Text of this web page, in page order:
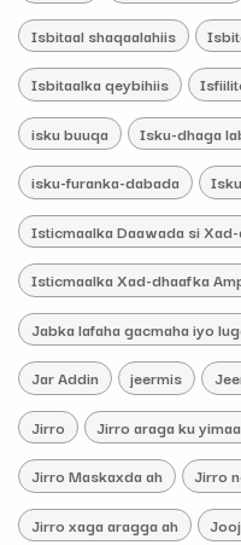
Isbitaal shaqaalahiis
Isbitaalka qeybihiis
isku buuqa Isku-dhaga
isku-furanka-dabada
Isticmaalka Daawada si
Isticmaalka Xad-dhaafka
Jabka lafaha gacmaha iyo
Jar Addin jeermis
Jirro Jirro araga ku
Jirro Maskaxda ah Jirro
Jirro xaga aragga ah